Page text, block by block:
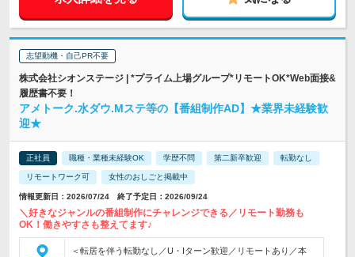
志望動機・自己PR不要
株式会社シオンステージ | *プライム上場グループ*リモートOK*Web面接&
履歴書不要！
アメトーク.水ダウ.Mステ等の【番組制作AD】★業界未経験歓
迎★
正社員 職種・業種未経験OK 学歴不問 第二新卒歓迎 転勤なし
リモートワーク可 女性のおしごと掲載中
情報更新日：2026/07/24 終了予定日：2026/09/24
＼好きなジャンルの番組制作にチャレンジできる／リモート勤務も
OK！働きやすさも整えてます♪
＜転居を伴う転勤なし／U・Iターン歓迎／リモートあり／本